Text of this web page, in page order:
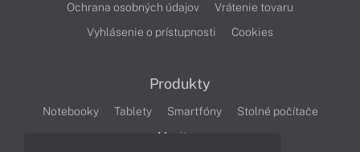
Ochrana osobných údajov
Vrátenie tovaru
Vyhlásenie o prístupnosti
Cookies
Produkty
Notebooky Tablety Smartfóny
Stolné počítače
Monitory